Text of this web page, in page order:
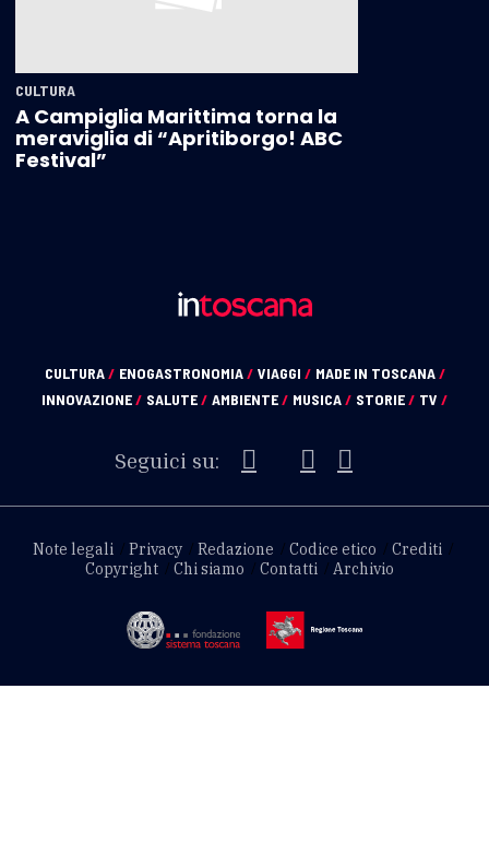
CULTURA
A Campiglia Marittima torna la
meraviglia di “Apritiborgo! ABC
Festival”
CULTURA/ ENOGASTRONOMIA/ VIAGGI / MADE IN TOSCANA/
INNOVAZIONE/ SALUTE/ AMBIENTE/ MUSICA/ STORIE/ TV /
Seguici su:
Note legali Privacy Redazione Codice etico
Crediti
Copyright
Chi siamo Contatti Archivio